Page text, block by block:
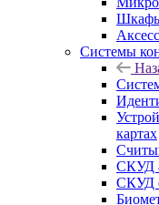
Шкафы
Системы
картах
СКУД
СКУД